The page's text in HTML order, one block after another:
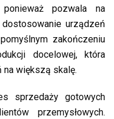
pozwala na
urządzeń
zakończeniu
docelowej, która
większą skalę.
sprzedaży gotowych
przemysłowych.